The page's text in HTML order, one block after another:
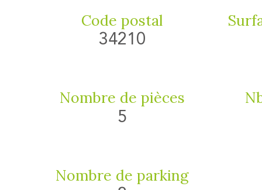
Code postal
34210
Nombre de pièces
5
Nombre de parking